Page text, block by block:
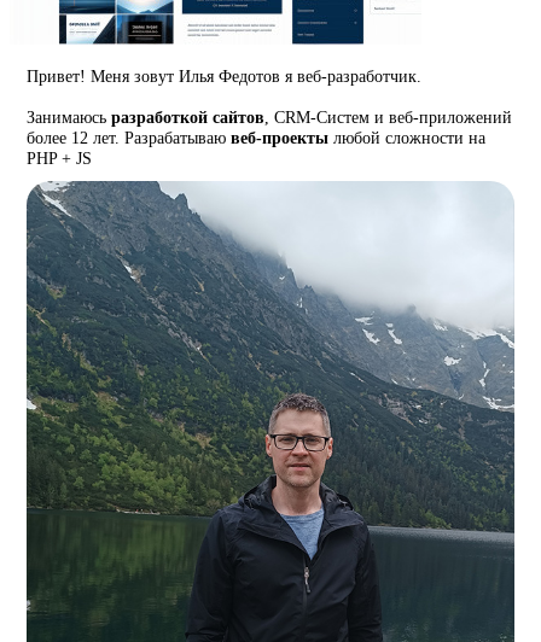
Привет! Меня зовут Илья Федотов я веб-разработчик.
Занимаюсьразработкой сайтов, CRM-Систем и веб-приложений
более 12 лет. Разрабатываювеб-проекты любой сложности на
PHP + JS